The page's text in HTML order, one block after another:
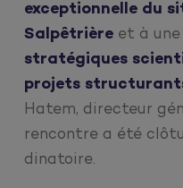
exceptionnelle du
Salpêtrière et à une
stratégiques
projets
Hatem, directeur
rencontre a été
dinatoire.